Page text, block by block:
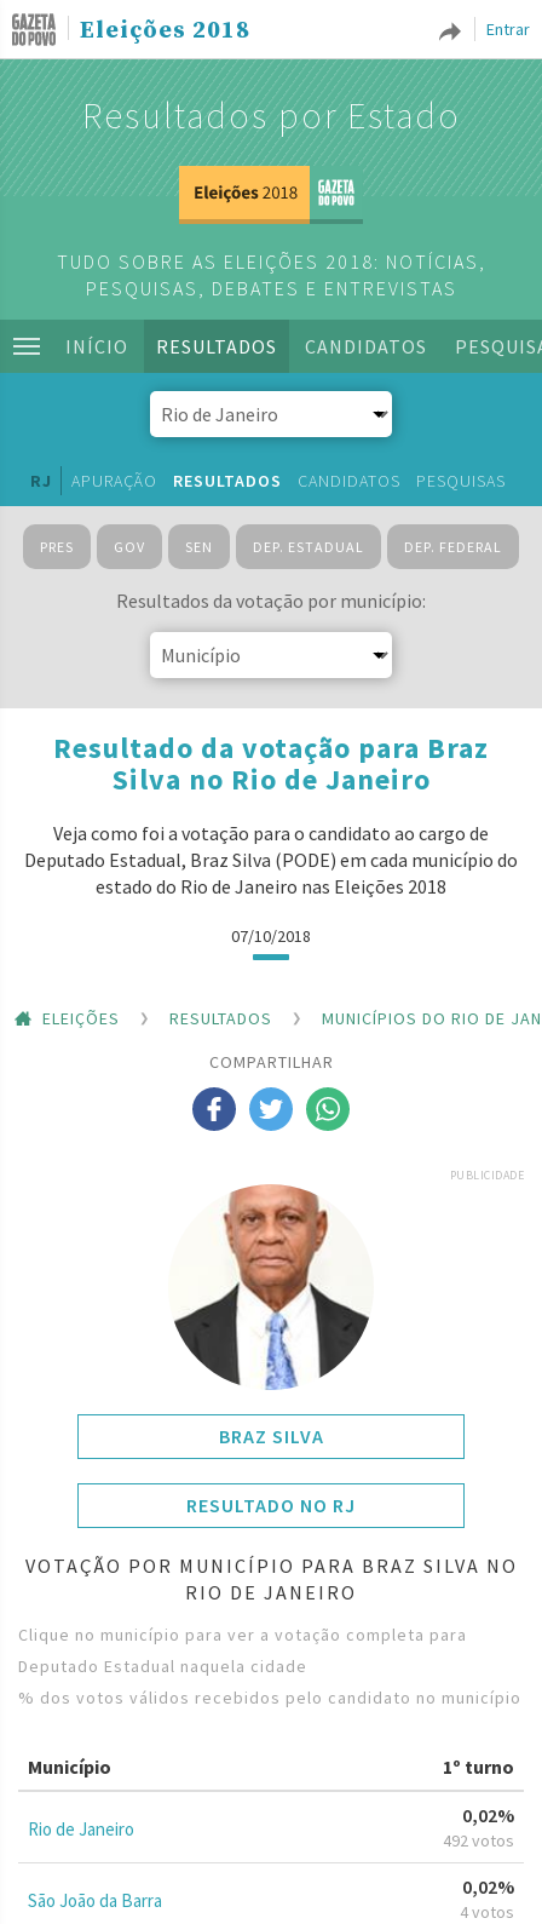
Entrar
Eleições 2018
Resultados por Estado
TUDO SOBRE AS ELEIÇÕES 2018: NOTÍCIAS,
PESQUISAS, DEBATES E ENTREVISTAS
INÍCIO RESULTADOS CANDIDATOS
RJ APURAÇÃO RESULTADOS CANDIDATOS PESQUISAS
PRES GOV SEN DEP. ESTADUAL DEP. FEDERAL
Resultados da votação por município:
Resultado da votação para Braz
Silva no Rio de Janeiro
Veja como foi a votação para o candidato ao cargo de
Deputado Estadual, Braz Silva (PODE) em cada município do
estado do Rio de Janeiro nas Eleições 2018
07/10/2018
ELEIÇÕES RESULTADOS
MUNICÍPIOS DO RIO DE
COMPARTILHAR
PUBLICIDADE
BRAZ SILVA
RESULTADO NO RJ
VOTAÇÃO POR MUNICÍPIO PARA BRAZ SILVA NO
RIO DE JANEIRO
Clique no município para ver a votação completa para
Deputado Estadual naquela cidade
% dos votos válidos recebidos pelo candidato no município
Município 1º turno
Rio de Janeiro
0,02%
492 votos
São João da Barra
0,02%
4 votos